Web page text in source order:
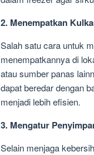
2. Menempatkan
Salah satu cara untuk
menempatkannya di
atau sumber panas
dapat beredar dengan
menjadi lebih efisien.
3. Mengatur
Selain menjaga